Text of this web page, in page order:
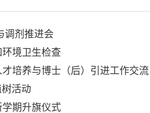
调剂推进会
境卫生检查
培养与博士（后）引进工作交流
树活动
期升旗仪式